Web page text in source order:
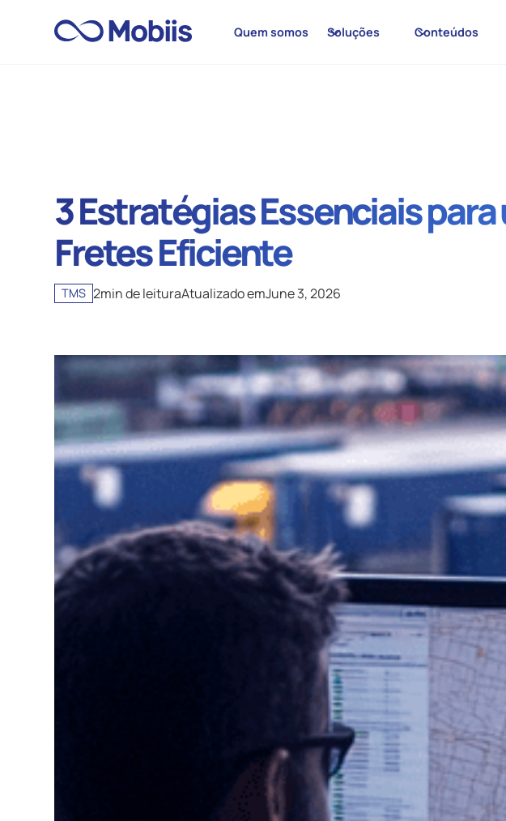
Quem somos Soluções Conteúdos
3 Estratégias Essenciais
Fretes Eficiente
TMS 2min de leituraAtualizado emJune 3, 2026